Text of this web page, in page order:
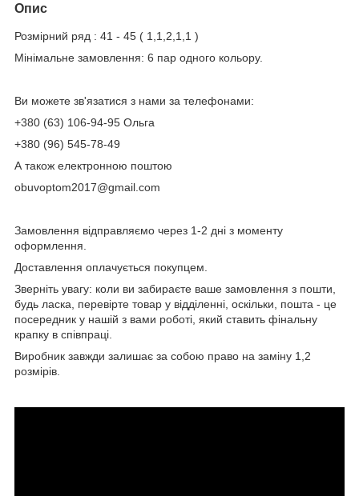
Опис
Розмірний ряд : 41 - 45 ( 1,1,2,1,1 )
Мінімальне замовлення: 6 пар одного кольору.
Ви можете зв'язатися з нами за телефонами:
+380 (63) 106-94-95 Ольга
+380 (96) 545-78-49
А також електронною поштою
obuvoptom2017@gmail.com
Замовлення відправляємо через 1-2 дні з моменту
оформлення.
Доставлення оплачується покупцем.
Зверніть увагу: коли ви забираєте ваше замовлення з пошти,
будь ласка, перевірте товар у відділенні, оскільки, пошта - це
посередник у нашій з вами роботі, який ставить фінальну
крапку в співпраці.
Виробник завжди залишає за собою право на заміну 1,2
розмірів.